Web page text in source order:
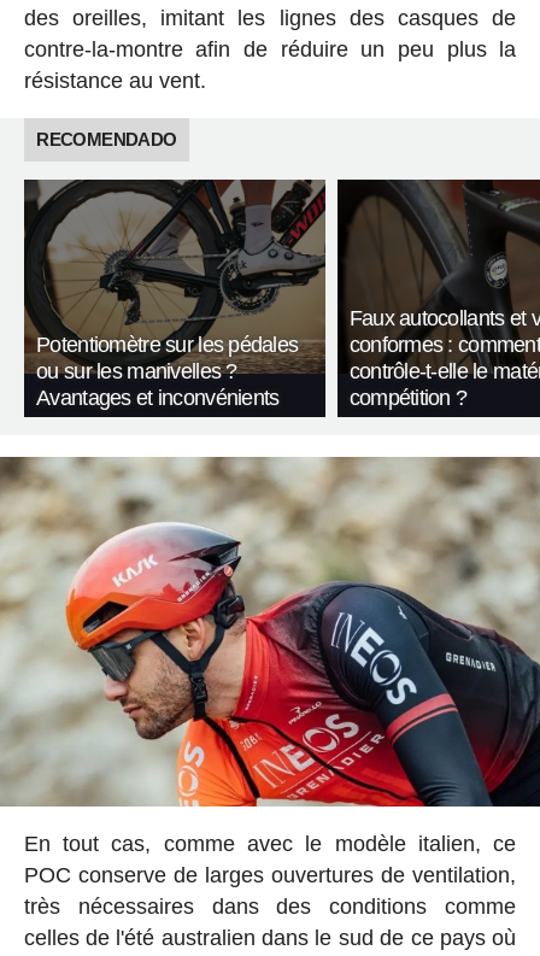
des oreilles, imitant les lignes des casques de
contre-la-montre afin de réduire un peu plus la
résistance au vent.
RECOMENDADO
Potentiomètre sur les pédales
ou sur les manivelles ?
Avantages et inconvénients
Faux autocollants et
conformes :
contrôle-t-elle le
compétition ?
En tout cas, comme avec le modèle italien, ce
POC conserve de larges ouvertures de ventilation,
très nécessaires dans des conditions comme
celles de l'été australien dans le sud de ce pays où